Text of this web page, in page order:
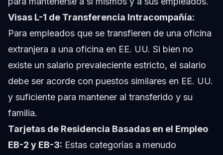
Visas L-1 de Transferencia Intracompañía:
Para empleados que se transfieren de una oficina
extranjera a una oficina en EE. UU. Si bien no
existe un salario prevaleciente estricto, el salario
debe ser acorde con puestos similares en EE. UU.
y suficiente para mantener al transferido y su
familia.
Tarjetas de Residencia Basadas en el Empleo
EB-2 y EB-3: Estas categorías a menudo